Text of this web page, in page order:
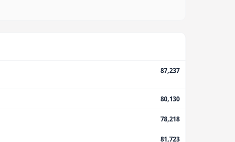
87,237
80,130
78,218
81,723